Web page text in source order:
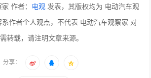
作者： 电观 发表，其版权均为 电动汽车观
作者个人观点，不代表 电动汽车观察家 对
转载，请注明文章来源。
分享：